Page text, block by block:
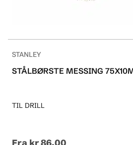
STANLEY
STÅLBØRSTE MESSING
TIL DRILL
Fra kr 86.00